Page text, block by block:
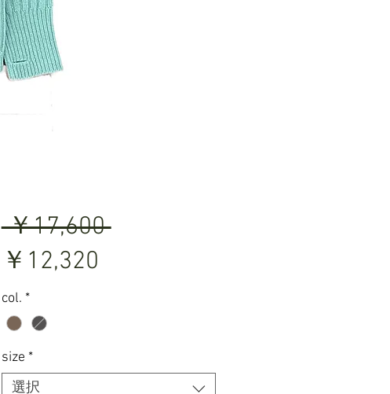
￥17,600 通
￥12,320
価
col. *
size *
選択